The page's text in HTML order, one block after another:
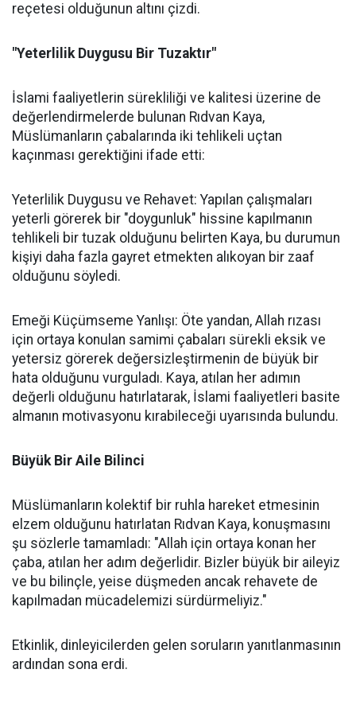
reçetesi olduğunun altını çizdi.
"Yeterlilik Duygusu Bir Tuzaktır"
İslami faaliyetlerin sürekliliği ve kalitesi üzerine de
değerlendirmelerde bulunan Rıdvan Kaya,
Müslümanların çabalarında iki tehlikeli uçtan
kaçınması gerektiğini ifade etti:
Yeterlilik Duygusu ve Rehavet: Yapılan çalışmaları
yeterli görerek bir "doygunluk" hissine kapılmanın
tehlikeli bir tuzak olduğunu belirten Kaya, bu durumun
kişiyi daha fazla gayret etmekten alıkoyan bir zaaf
olduğunu söyledi.
Emeği Küçümseme Yanlışı: Öte yandan, Allah rızası
için ortaya konulan samimi çabaları sürekli eksik ve
yetersiz görerek değersizleştirmenin de büyük bir
hata olduğunu vurguladı. Kaya, atılan her adımın
değerli olduğunu hatırlatarak, İslami faaliyetleri basite
almanın motivasyonu kırabileceği uyarısında bulundu.
Büyük Bir Aile Bilinci
Müslümanların kolektif bir ruhla hareket etmesinin
elzem olduğunu hatırlatan Rıdvan Kaya, konuşmasını
şu sözlerle tamamladı: "Allah için ortaya konan her
çaba, atılan her adım değerlidir. Bizler büyük bir aileyiz
ve bu bilinçle, yeise düşmeden ancak rehavete de
kapılmadan mücadelemizi sürdürmeliyiz."
Etkinlik, dinleyicilerden gelen soruların yanıtlanmasının
ardından sona erdi.